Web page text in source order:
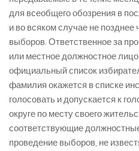
для всеобщего обозрения в
и во всяком случае не позднее
выборов. Ответственное за
или местное должностное
официальный список
фамилия окажется в списке
голосовать и допускается к
округе по месту своего
соответствующие
проведение выборов, не